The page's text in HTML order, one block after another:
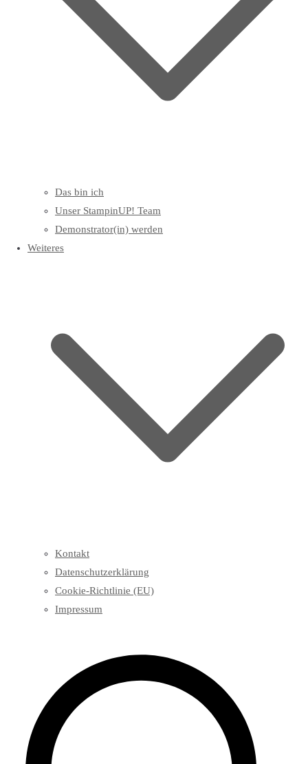
Das bin ich
Unser StampinUP! Team
Demonstrator(in) werden
Weiteres
Kontakt
Datenschutzerklärung
Cookie-Richtlinie (EU)
Impressum